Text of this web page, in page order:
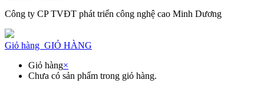
Công ty CP TVĐT phát triển công nghệ cao Minh Dương
Giỏ hàng GIỎ HÀNG
Giỏ hàng×
Chưa có sản phẩm trong giỏ hàng.